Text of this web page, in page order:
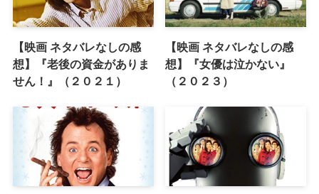
【映画 ネタバレなしの感
想】『老後の資金がありま
せん！』（２０２１）
【映画 ネタバレなしの感
想】『女優は泣かない』
（２０２３）